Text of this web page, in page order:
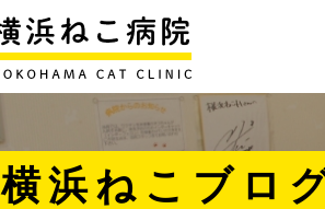
横浜ねこブロ